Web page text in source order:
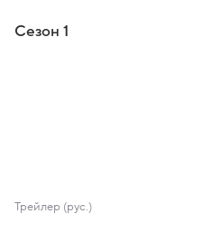
Сезон 1
Трейлер (рус.)